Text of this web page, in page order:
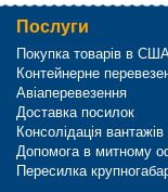
Послуги
Покупка товарів в
Контейнерне
Авіаперевезення
Доставка посилок
Консолідація вантажів
Допомога в митному
Пересилка